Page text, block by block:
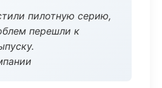
пилотную серию,
перешли к